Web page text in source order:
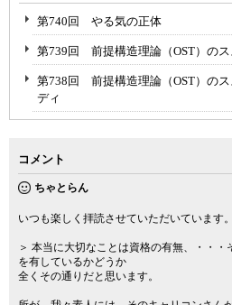
第740回 やる気の正体
第739回 前提構造理論（OST）のス
第738回 前提構造理論（OST）のス
ディ
コメント
ちゃとらん
いつも楽しく拝読させていただいています。
＞ 本当に大切なことは資格の有無、・・
を有しているかどうか
全くその通りだと思います。